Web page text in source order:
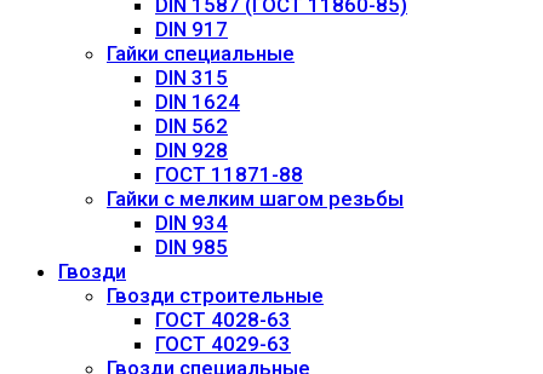
DIN 1587 (ГОСТ 11860-85)
DIN 917
Гайки специальные
DIN 315
DIN 1624
DIN 562
DIN 928
ГОСТ 11871-88
Гайки с мелким шагом резьбы
DIN 934
DIN 985
Гвозди
Гвозди строительные
ГОСТ 4028-63
ГОСТ 4029-63
Гвозди специальные